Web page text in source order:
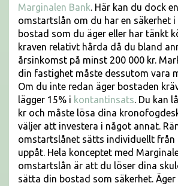
Marginalen Bank. Här kan du dock
omstartslån om du har en säkerhet i
bostad som du äger eller har tänkt
kraven relativt hårda då du bland
årsinkomst på minst 200 000 kr.
din fastighet måste dessutom vara
Om du inte redan äger bostaden
lägger 15% i kontantinsats. Du kan
kr och måste lösa dina
väljer att investera i något annat.
omstartslånet sätts individuellt från
uppåt. Hela konceptet med
omstartslån är att du löser dina
sätta din bostad som säkerhet.